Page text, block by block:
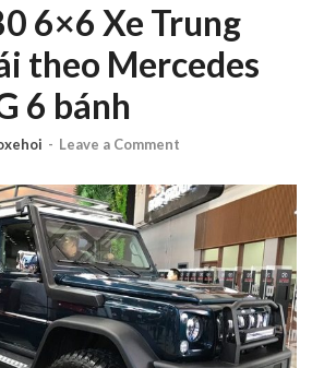
6×6 Xe Trung
theo Mercedes
6 bánh
- Leave a Comment